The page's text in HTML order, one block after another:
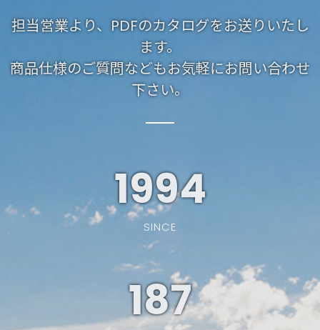
担当営業より、PDFのカタログをお送りいたし
ます。
商品仕様のご質問などもお気軽にお問い合わせ
下さい。
1994
SINCE
187